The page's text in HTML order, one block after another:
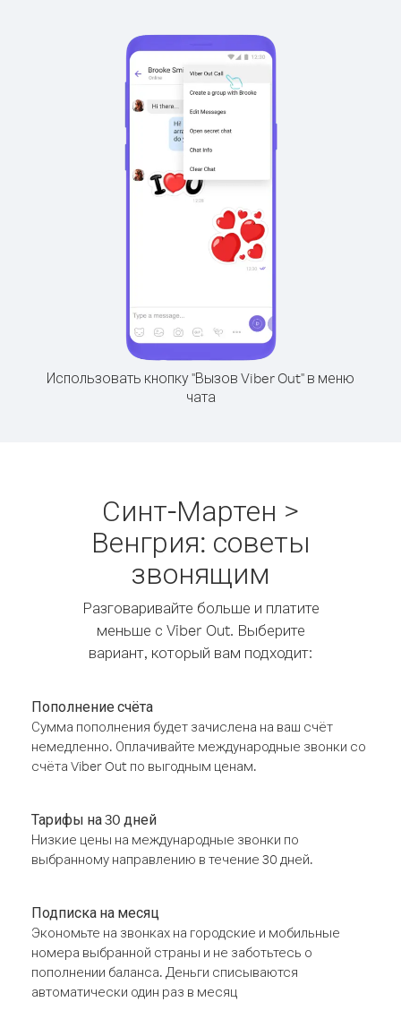
Использовать кнопку "Вызов Viber Out" в меню
чата
Синт-Мартен >
Венгрия: советы
звонящим
Разговаривайте больше и платите
меньше с Viber Out. Выберите
вариант, который вам подходит:
Пополнение счёта
Сумма пополнения будет зачислена на ваш счёт
немедленно. Оплачивайте международные звонки со
счёта Viber Out по выгодным ценам.
Тарифы на 30 дней
Низкие цены на международные звонки по
выбранному направлению в течение 30 дней.
Подписка на месяц
Экономьте на звонках на городские и мобильные
номера выбранной страны и не заботьтесь о
пополнении баланса. Деньги списываются
автоматически один раз в месяц